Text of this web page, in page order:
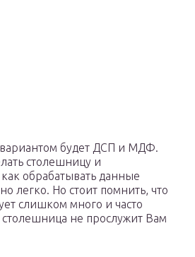
будет ДСП и МДФ.
столешницу и
как обрабатывать данные
легко. Но стоит помнить, что
слишком много и часто
столешница не прослужит Вам